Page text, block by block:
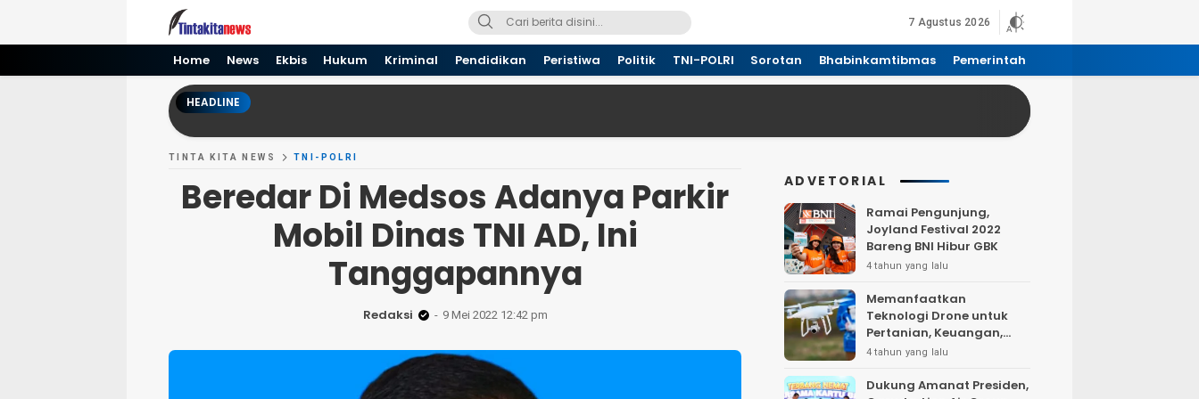
Tinta kita News
Informasi Terkini
7 Agustus 2026
Home News Ekbis Hukum Kriminal Pendidikan Peristiwa Politik TNI-POLRI Sorotan Bhabinkamtibmas Pemerintah
HEADLINE
TINTA KITA NEWS TNI-POLRI
Beredar Di Medsos Adanya Parkir
Mobil Dinas TNI AD, Ini
Tanggapannya
Redaksi 9 Mei 2022 12:42 pm
ADVETORIAL
Ramai Pengunjung,
Joyland Festival 2022
Bareng BNI Hibur GBK
4 tahun yang lalu
Memanfaatkan
Teknologi Drone untuk
Pertanian, Keuangan,
Pertambangan, Real
Telekomunikasi.
4 tahun yang lalu
Dukung Amanat Presiden,